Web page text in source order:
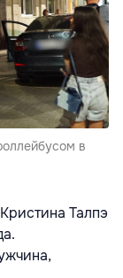
в
Талпэ